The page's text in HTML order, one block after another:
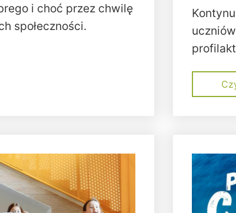
i choć przez chwilę
społeczności.